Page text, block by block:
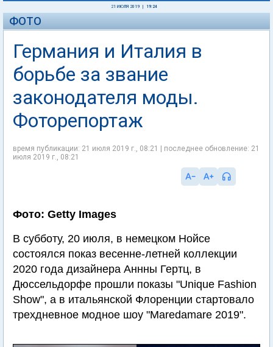
21 ИЮЛЯ 2019 19:24
ФОТО
Германия и Италия в
борьбе за звание
законодателя моды.
Фоторепортаж
время публикации: 21 июля 2019 г., 08:21 | последнее обновление: 21
июля 2019 г., 08:21
Фото: Getty Images
В субботу, 20 июля, в немецком Нойсе
состоялся показ весенне-летней коллекции
2020 года дизайнера Аннны Гертц, в
Дюссельдорфе прошли показы "Unique Fashion
Show", а в итальянской Флоренции стартовало
трехдневное модное шоу "Maredamare 2019".